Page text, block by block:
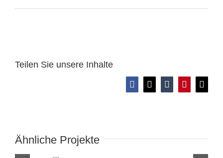
Teilen Sie unsere Inhalte
Facebook
X TumblrPinterest
E-
Ähnliche ProjekteAnti-Rassismus für